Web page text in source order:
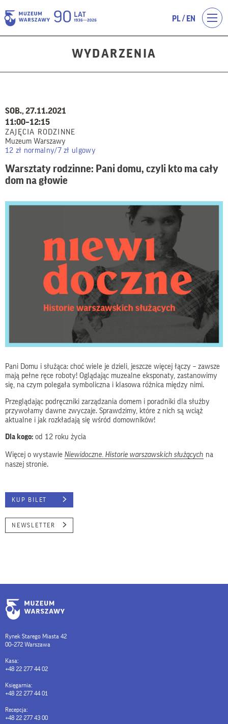
PL/ EN
WYDARZENIA
SOB., 27.11.2021
11:00–12:15
ZAJĘCIA RODZINNE
Muzeum Warszawy
12 zł normalny/7 zł ulgowy
Warsztaty rodzinne: Pani domu, czyli kto ma cały
dom na głowie
Pani Domu i służąca: choć wiele je dzieli, jeszcze więcej łączy – zawsze
mają pełne ręce roboty! Oglądając muzealne eksponaty, zastanowimy
się, na czym polegała symboliczna i klasowa różnica między nimi.
Przeglądając podręczniki zarządzania domem i poradniki dla służby
przywołamy dawne zwyczaje. Sprawdzimy, które z nich są wciąż
aktualne i jak rozkładają się wśród domowników!
Dla kogo: od 12 roku życia
Więcej o wystawie Niewidoczne. Historie warszawskich służących na
naszej stronie.
KUP BILET
NEWSLETTER
Rynek Starego Miasta 42
00–272 Warszawa
Kasa:
+48 22 277 44 02
Księgarnia:
+48 22 277 44 01
Recepcja:
+48 22 277 43 00